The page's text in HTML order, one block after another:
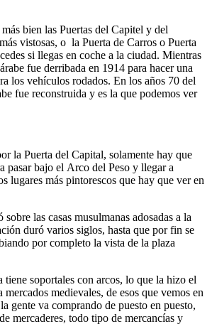
bien las Puertas del Capitel y del
vistosas, o la Puerta de Carros o Puerta
si llegas en coche a la ciudad. Mientras
fue derribada en 1914 para hacer una
los vehículos rodados. En los años 70 del
fue reconstruida y es la que podemos ver
la Puerta del Capital, solamente hay que
pasar bajo el Arco del Peso y llegar a
lugares más pintorescos que hay que ver en
las casas musulmanas adosadas a la
duró varios siglos, hasta que por fin se
por completo la vista de la plaza
tiene soportales con arcos, lo que la hizo el
mercados medievales, de esos que vemos en
gente va comprando de puesto en puesto,
mercaderes, todo tipo de mercancías y